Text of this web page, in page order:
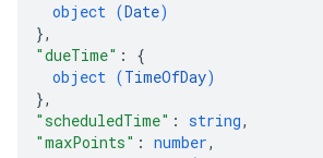
object (Date)
},
"dueTime" : {
object (TimeOfDay)
},
"scheduledTime" : string,
"maxPoints" : number,